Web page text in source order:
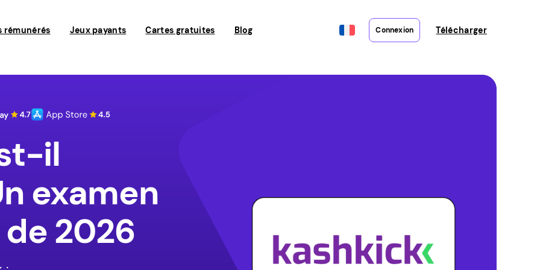
rémunérés Jeux payants Cartes gratuites Blog Connexion Télécharger
il
examen
2026